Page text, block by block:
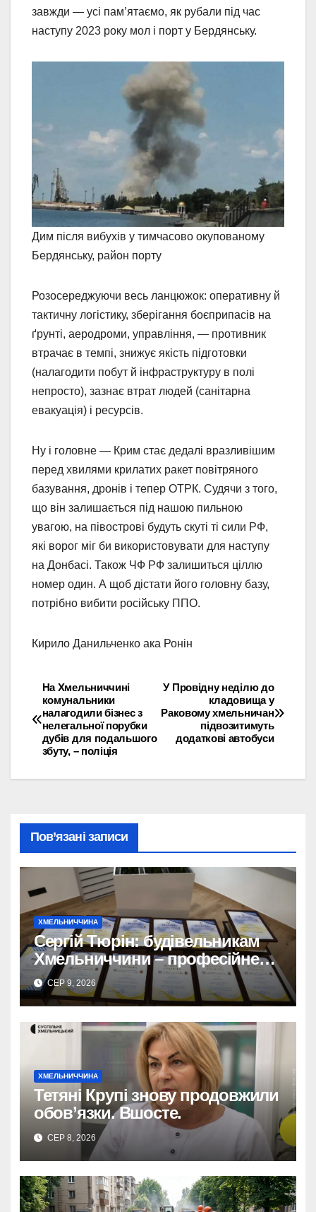
завжди — усі пам’ятаємо, як рубали під час
наступу 2023 року мол і порт у Бердянську.
Дим після вибухів у тимчасово окупованому
Бердянську, район порту
Розосереджуючи весь ланцюжок: оперативну й
тактичну логістику, зберігання боєприпасів на
ґрунті, аеродроми, управління, — противник
втрачає в темпі, знижує якість підготовки
(налагодити побут й інфраструктуру в полі
непросто), зазнає втрат людей (санітарна
евакуація) і ресурсів.
Ну і головне — Крим стає дедалі вразливішим
перед хвилями крилатих ракет повітряного
базування, дронів і тепер ОТРК. Судячи з того,
що він залишається під нашою пильною
увагою, на півострові будуть скуті ті сили РФ,
які ворог міг би використовувати для наступу
на Донбасі. Також ЧФ РФ залишиться ціллю
номер один. А щоб дістати його головну базу,
потрібно вибити російську ППО.
Кирило Данильченко ака Ронін
Навігація
записів
У Провідну неділю до
кладовища у
Раковому хмельничан
підвозитимуть
додаткові автобуси
На Хмельниччині
комунальники
налагодили бізнес з
нелегальної порубки
дубів для подальшого
збуту, – поліція
Пов’язані записи
ХМЕЛЬНИЧЧИНА
Сергій Тюрін: будівельникам
Хмельниччини – професійне
свято та державні відзнаки.
СЕР 9, 2026
ХМЕЛЬНИЧЧИНА
Тетяні Крупі знову продовжили
обов’язки. Вшосте.
СЕР 8, 2026